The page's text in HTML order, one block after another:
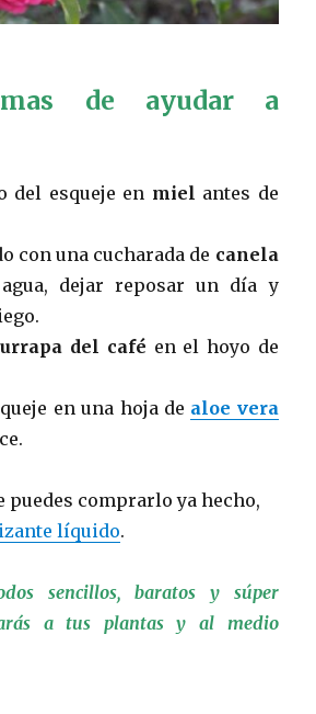
de ayudar a
del esqueje en miel antes de
con una cucharada de canela
dejar reposar un día y
del café en el hoyo de
en una hoja de aloe vera
puedes comprarlo ya hecho,
líquido.
sencillos, baratos y súper
a tus plantas y al medio